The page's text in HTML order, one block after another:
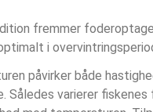
fremmer
i
påvirker både
Således varierer